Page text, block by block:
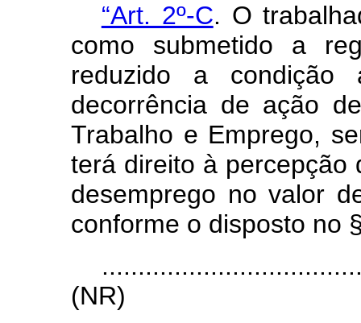
“Art. 2º-C. O
como submetido a
reduzido a
decorrência de ação
Trabalho e Emprego,
terá direito à percepção
desemprego no valor
conforme o disposto no
(NR)